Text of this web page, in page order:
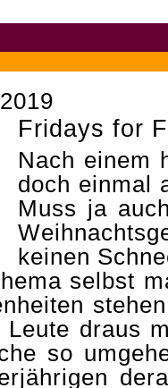
Fridays for
Nach einem
doch einmal
Muss ja
keinen
selbst
draus
so